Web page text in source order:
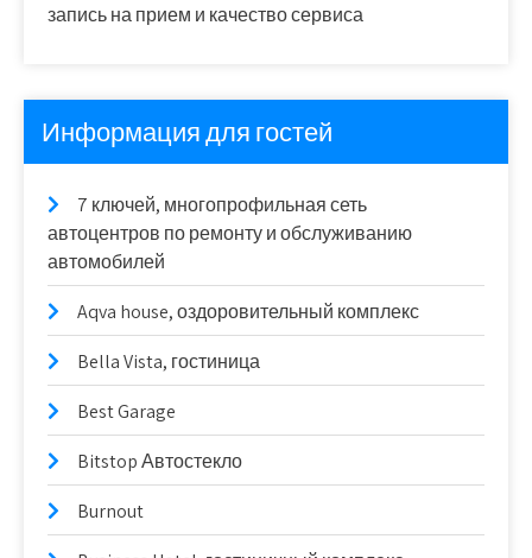
запись на прием и качество сервиса
Информация для гостей
7 ключей, многопрофильная сеть
автоцентров по ремонту и обслуживанию
автомобилей
Aqva house, оздоровительный комплекс
Bella Vista, гостиница
Best Garage
Bitstop Автостекло
Burnout